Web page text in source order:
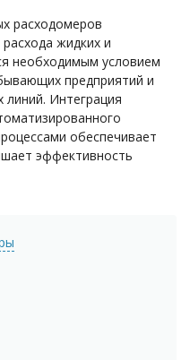
расходомеров
жидких и
необходимым условием
предприятий и
Интеграция
обеспечивает
эффективность